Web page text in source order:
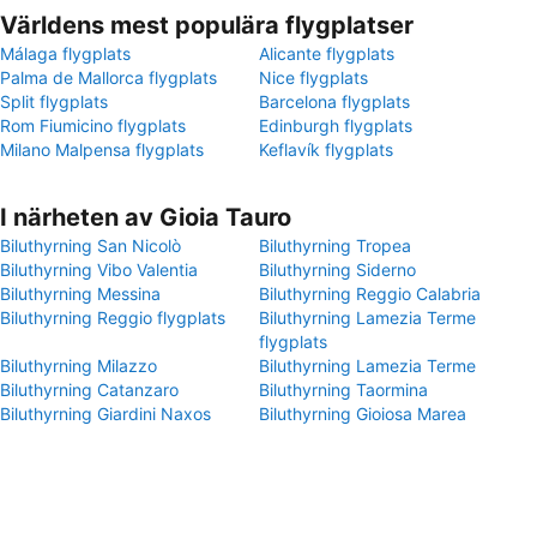
Världens mest populära flygplatser
Málaga flygplats
Alicante flygplats
Palma de Mallorca flygplats
Nice flygplats
Split flygplats
Barcelona flygplats
Rom Fiumicino flygplats
Edinburgh flygplats
Milano Malpensa flygplats
Keflavík flygplats
I närheten av Gioia Tauro
Biluthyrning San Nicolò
Biluthyrning Tropea
Biluthyrning Vibo Valentia
Biluthyrning Siderno
Biluthyrning Messina
Biluthyrning Reggio Calabria
Biluthyrning Reggio flygplats
Biluthyrning Lamezia Terme
flygplats
Biluthyrning Milazzo
Biluthyrning Lamezia Terme
Biluthyrning Catanzaro
Biluthyrning Taormina
Biluthyrning Giardini Naxos
Biluthyrning Gioiosa Marea